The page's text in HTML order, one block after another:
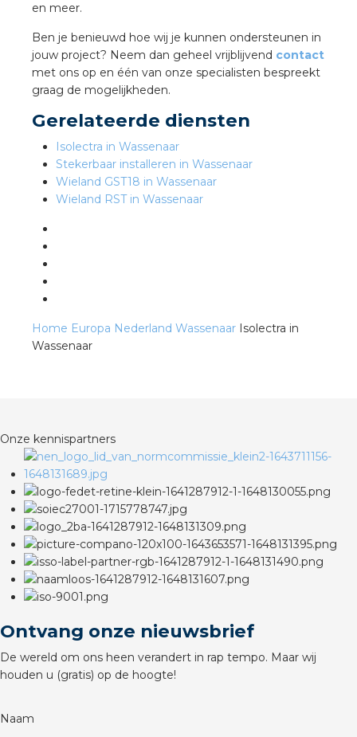
en meer.
Ben je benieuwd hoe wij je kunnen ondersteunen in
jouw project? Neem dan geheel vrijblijvend contact
met ons op en één van onze specialisten bespreekt
graag de mogelijkheden.
Gerelateerde diensten
Isolectra in Wassenaar
Stekerbaar installeren in Wassenaar
Wieland GST18 in Wassenaar
Wieland RST in Wassenaar
Home Europa Nederland Wassenaar Isolectra in
Wassenaar
Onze kennispartners
Ontvang onze nieuwsbrief
De wereld om ons heen verandert in rap tempo. Maar wij
houden u (gratis) op de hoogte!
Naam
waarde